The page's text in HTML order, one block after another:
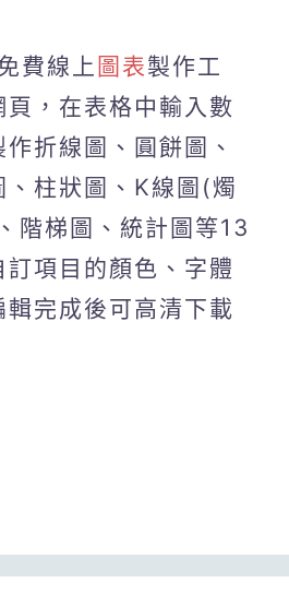
費線上 圖表製作工
，在表格中輸入數
折線圖、圓餅圖、
、柱狀圖、K線圖(燭
階梯圖、統計圖等13
項目的顏色、字體
完成後可高清下載